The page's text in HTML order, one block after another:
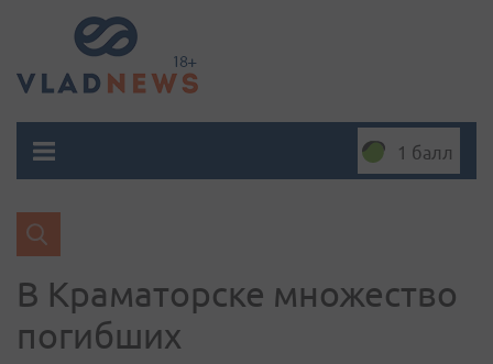
1 балл
В Краматорске множество
погибших